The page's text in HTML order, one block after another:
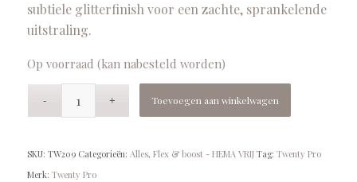
subtiele glitterfinish voor een zachte, sprankelende
uitstraling.
Op voorraad (kan nabesteld worden)
Toevoegen aan winkelwagen
SKU: TW209 Categorieën: Alles, Flex & boost - HEMA VRIJ Tag: Twenty Pro
Merk: Twenty Pro